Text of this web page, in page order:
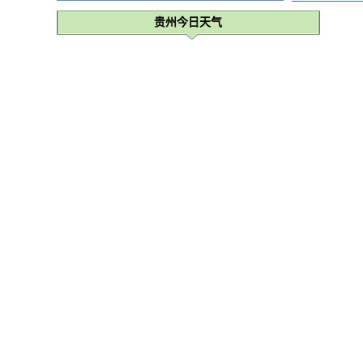
雨
贵州今日天气